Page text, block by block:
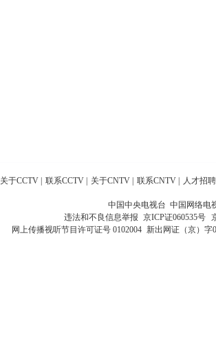
关于CCTV 联系CCTV 关于CNTV 联系CNTV 人才招聘
中国中央电视台 中国网络电
违法和不良信息举报 京ICP证060535号
网上传播视听节目许可证号 0102004 新出网证（京）